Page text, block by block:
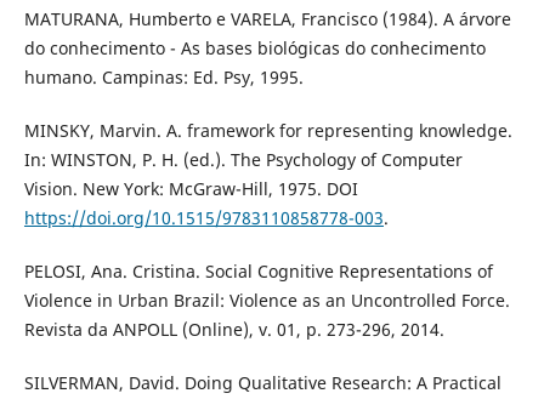
MATURANA, Humberto e VARELA, Francisco (1984). A árvore
do conhecimento - As bases biológicas do conhecimento
humano. Campinas: Ed. Psy, 1995.
MINSKY, Marvin. A. framework for representing knowledge.
In: WINSTON, P. H. (ed.). The Psychology of Computer
Vision. New York: McGraw-Hill, 1975. DOI
https://doi.org/10.1515/9783110858778-003.
PELOSI, Ana. Cristina. Social Cognitive Representations of
Violence in Urban Brazil: Violence as an Uncontrolled Force.
Revista da ANPOLL (Online), v. 01, p. 273-296, 2014.
SILVERMAN, David. Doing Qualitative Research: A Practical